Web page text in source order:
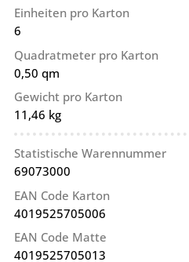
Einheiten pro Karton
6
Quadratmeter pro Karton
0,50 qm
Gewicht pro Karton
11,46 kg
Statistische Warennummer
69073000
EAN Code Karton
4019525705006
EAN Code Matte
4019525705013